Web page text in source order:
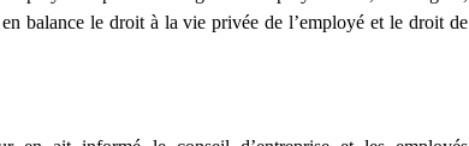
balance le droit à la vie privée de l’employé et le droit de